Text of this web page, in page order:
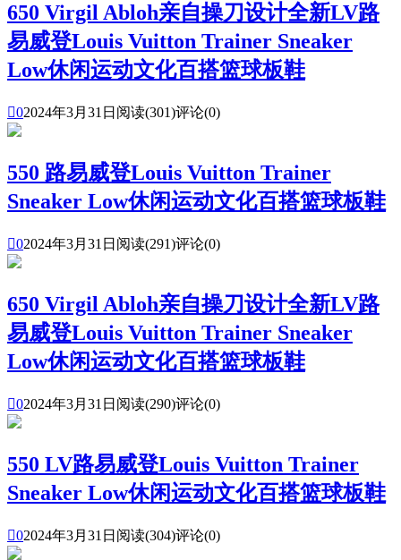
650 Virgil Abloh亲自操刀设计全新LV路
易威登Louis Vuitton Trainer Sneaker
Low休闲运动文化百搭篮球板鞋
02024年3月31日 阅读(301)评论(0)
550 路易威登Louis Vuitton Trainer
Sneaker Low休闲运动文化百搭篮球板鞋
02024年3月31日 阅读(291)评论(0)
650 Virgil Abloh亲自操刀设计全新LV路
易威登Louis Vuitton Trainer Sneaker
Low休闲运动文化百搭篮球板鞋
02024年3月31日 阅读(290)评论(0)
550 LV路易威登Louis Vuitton Trainer
Sneaker Low休闲运动文化百搭篮球板鞋
02024年3月31日 阅读(304)评论(0)